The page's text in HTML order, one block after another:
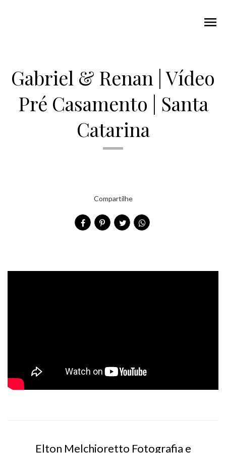
menu
Gabriel & Renan | Vídeo
Pré Casamento | Santa
Catarina
Compartilhe
Elton Melchioretto Fotografia e